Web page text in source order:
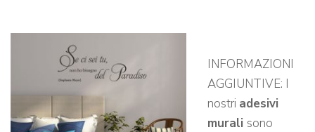
INFORMAZIONI
AGGIUNTIVE: I
nostri adesivi
murali sono